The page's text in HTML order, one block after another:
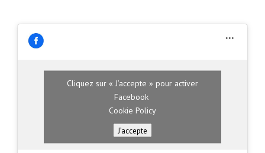
Cliquez sur « J’accepte » pour activer
Facebook
Cookie Policy
J’accepte